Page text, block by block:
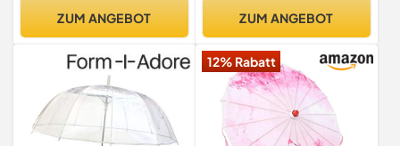
Handgefertigte
Fotografie Romantische
Brautfoto-Requisiten
Dame(51239 weiß)
ZUM ANGEBOT ZUM ANGEBOT
12% Rabatt